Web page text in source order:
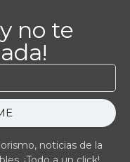
no te
noticias de la